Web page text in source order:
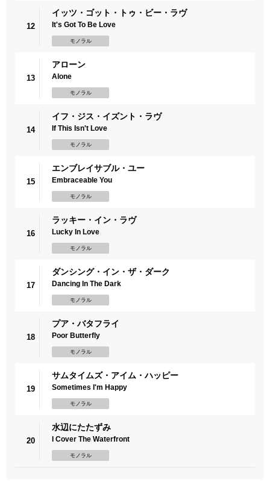
12
イッツ・ゴット・トゥ・ビー・ラヴ
It's Got To Be Love
モノラル
13
アローン
Alone
モノラル
14
イフ・ジス・イズント・ラヴ
If This Isn't Love
モノラル
15
エンブレイサブル・ユー
Embraceable You
モノラル
16
ラッキー・イン・ラヴ
Lucky In Love
モノラル
17
ダンシング・イン・ザ・ダーク
Dancing In The Dark
モノラル
18
プア・バタフライ
Poor Butterfly
モノラル
19
サムタイムズ・アイム・ハッピー
Sometimes I'm Happy
モノラル
20
水辺にたたずみ
I Cover The Waterfront
モノラル